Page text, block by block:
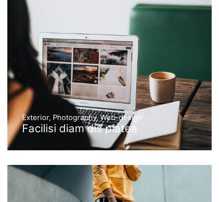
Exterior, Photography,Web-design
Facilisi diam dis platea